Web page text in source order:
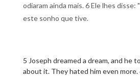
odiaram ainda mais. 6 Ele lhes disse:
este sonho que tive.
5 Joseph dreamed a dream, and he
about it. They hated him even more.